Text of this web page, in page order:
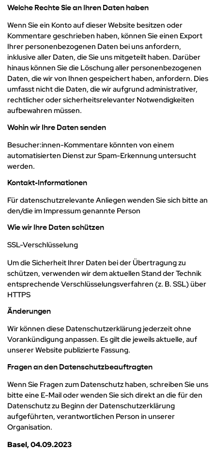
Welche Rechte Sie an Ihren Daten haben
Wenn Sie ein Konto auf dieser Website besitzen oder
Kommentare geschrieben haben, können Sie einen Export
Ihrer personenbezogenen Daten bei uns anfordern,
inklusive aller Daten, die Sie uns mitgeteilt haben. Darüber
hinaus können Sie die Löschung aller personenbezogenen
Daten, die wir von Ihnen gespeichert haben, anfordern. Dies
umfasst nicht die Daten, die wir aufgrund administrativer,
rechtlicher oder sicherheitsrelevanter Notwendigkeiten
aufbewahren müssen.
Wohin wir Ihre Daten senden
Besucher:innen-Kommentare könnten von einem
automatisierten Dienst zur Spam-Erkennung untersucht
werden.
Kontakt-Informationen
Für datenschutzrelevante Anliegen wenden Sie sich bitte an
den/die im Impressum genannte Person
Wie wir Ihre Daten schützen
SSL-Verschlüsselung
Um die Sicherheit Ihrer Daten bei der Übertragung zu
schützen, verwenden wir dem aktuellen Stand der Technik
entsprechende Verschlüsselungsverfahren (z. B. SSL) über
HTTPS
Änderungen
Wir können diese Datenschutzerklärung jederzeit ohne
Vorankündigung anpassen. Es gilt die jeweils aktuelle, auf
unserer Website publizierte Fassung.
Fragen an den Datenschutzbeauftragten
Wenn Sie Fragen zum Datenschutz haben, schreiben Sie uns
bitte eine E-Mail oder wenden Sie sich direkt an die für den
Datenschutz zu Beginn der Datenschutzerklärung
aufgeführten, verantwortlichen Person in unserer
Organisation.
Basel, 04.09.2023